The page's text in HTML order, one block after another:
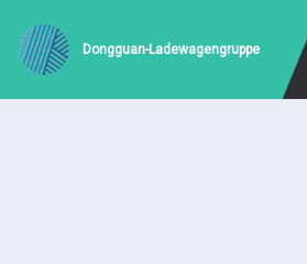
Dongguan-Ladewagengruppe